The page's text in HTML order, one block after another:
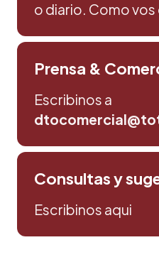
o diario. Como vos
Prensa &
Escribinos a
Consultas y
Escribinos aqui